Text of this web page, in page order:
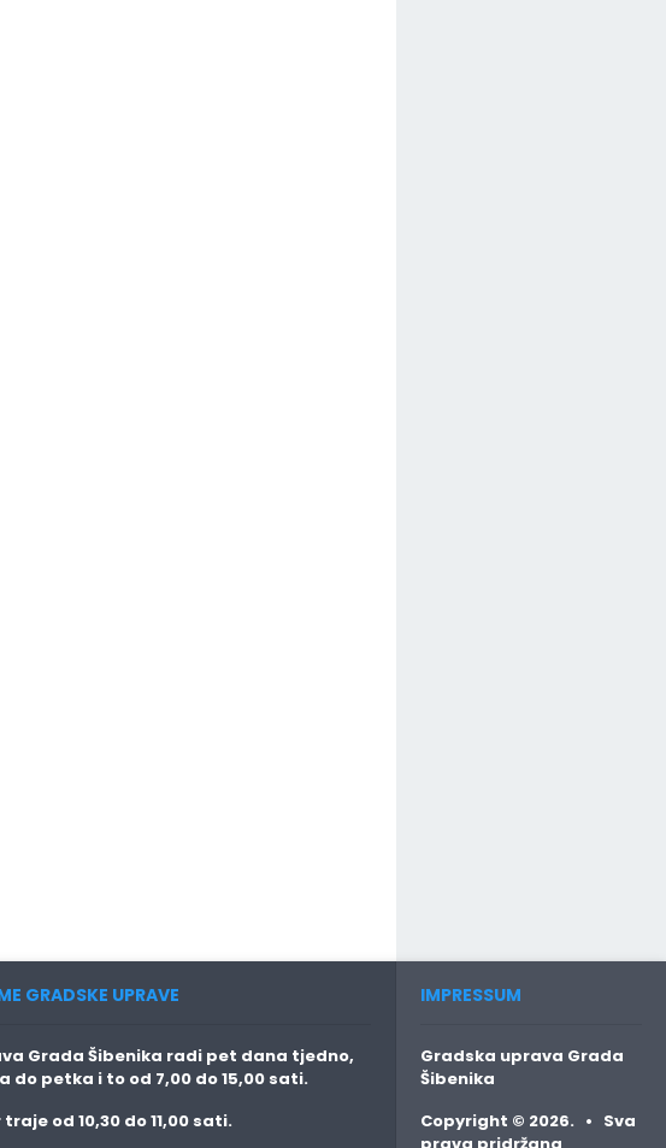
GRADSKE UPRAVE
Grada Šibenika radi pet dana tjedno,
do petka i to od 7,00 do 15,00 sati.
traje od 10,30 do 11,00 sati.
IMPRESSUM
Gradska uprava Grada
Šibenika
Copyright © 2026. • Sva